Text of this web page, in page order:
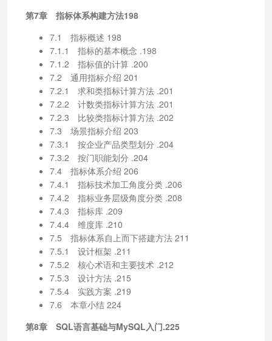
第7章 指标体系构建方法198
7.1 指标概述 198
7.1.1 指标的基本概念 .198
7.1.2 指标值的计算 .200
7.2 通用指标介绍 201
7.2.1 求和类指标计算方法 .201
7.2.2 计数类指标计算方法 .201
7.2.3 比较类指标计算方法 .202
7.3 场景指标介绍 203
7.3.1 按企业产品类型划分 .204
7.3.2 按门职能划分 .204
7.4 指标体系介绍 206
7.4.1 指标技术加工角度分类 .206
7.4.2 指标业务层级角度分类 .208
7.4.3 指标库 .209
7.4.4 维度库 .210
7.5 指标体系自上而下搭建方法 211
7.5.1 设计框架 .211
7.5.2 核心术语和主要技术 .212
7.5.3 设计方法 .215
7.5.4 实践方案 .219
7.6 本章小结 224
第8章 SQL语言基础与MySQL入门.225